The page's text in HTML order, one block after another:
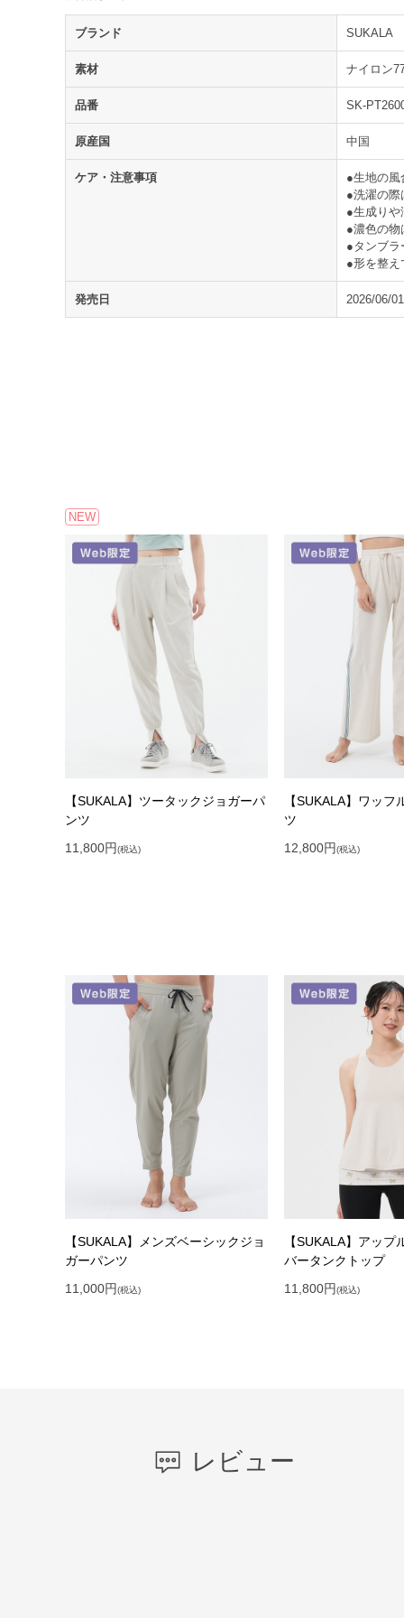
ブランド SUKALA
素材 ナイロン
品番 SK-
原産国 中国
ケア・注意事項
●生地の風
●洗濯の際
●生成りや
●濃色の物
●タンブラ
●形を整え
発売日 2026/06/
NEW
【SUKALA】ツータックジョガーパ
ンツ
11,800円(税込)
【SUKALA】ワッフ
ツ
12,800円(税込)
【SUKALA】メンズベーシックジョ
ガーパンツ
11,000円(税込)
【SUKALA】アップ
バータンクトップ
11,800円(税込)
レビュー